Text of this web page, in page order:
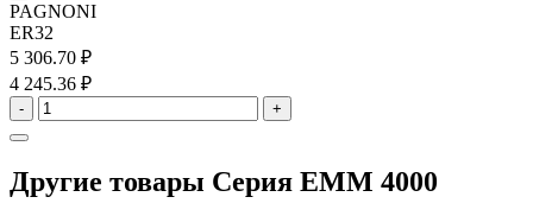
PAGNONI
ER32
5 306.70 ₽
4 245.36 ₽
- +
Другие товары Серия EMM 4000